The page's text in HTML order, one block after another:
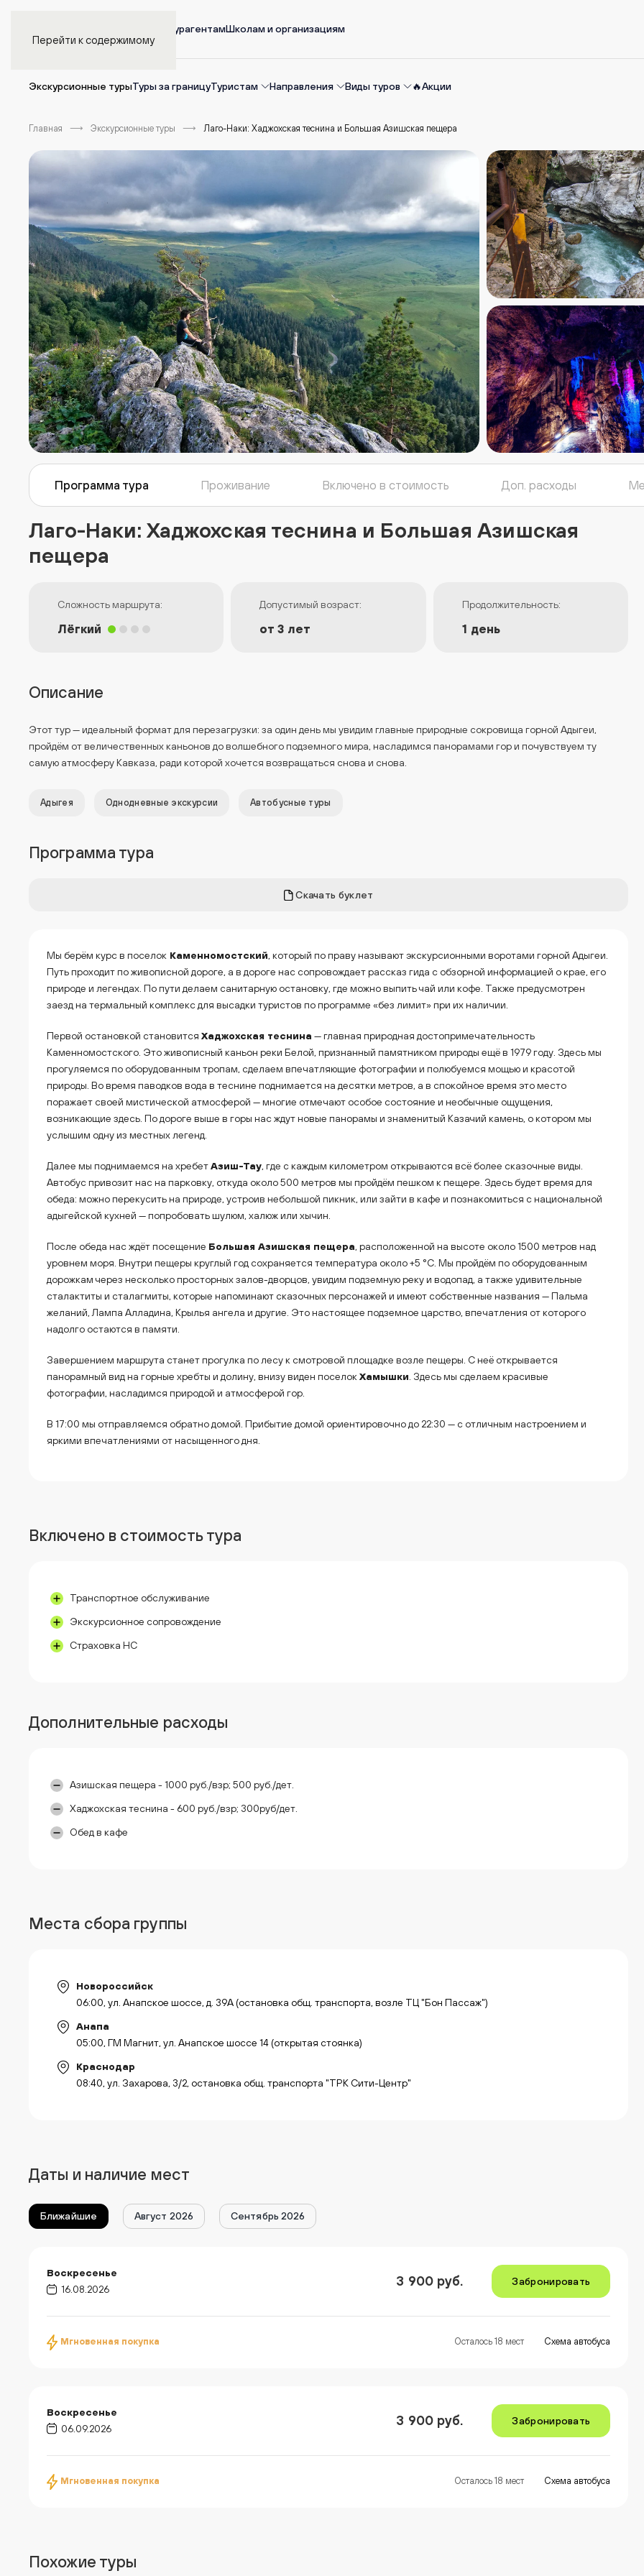
Перейти к содержимому
ТурагентамШколам и организациям
Экскурсионные турыТуры за границуТуристам Направления Виды туров 🔥Акции
Главная Экскурсионные туры Лаго-Наки: Хаджохская теснина и Большая Азишская пещера
Программа тура Проживание Включено в стоимость Доп. расходы
Лаго-Наки: Хаджохская теснина и Большая Азишская
пещера
Сложность маршрута:
Лёгкий
Допустимый возраст:
от 3 лет
Продолжительность:
1 день
Описание
Этот тур — идеальный формат для перезагрузки: за один день мы увидим главные природные сокровища горной Адыгеи,
пройдём от величественных каньонов до волшебного подземного мира, насладимся панорамами гор и почувствуем ту
самую атмосферу Кавказа, ради которой хочется возвращаться снова и снова.
Адыгея Однодневные экскурсии Автобусные туры
Программа тура
Скачать буклет
Мы берём курс в поселок Каменномостский, который по праву называют экскурсионными воротами горной Адыгеи.
Путь проходит по живописной дороге, а в дороге нас сопровождает рассказ гида с обзорной информацией о крае, его
природе и легендах. По пути делаем санитарную остановку, где можно выпить чай или кофе. Также предусмотрен
заезд на термальный комплекс для высадки туристов по программе «без лимит» при их наличии.
Первой остановкой становится Хаджохская теснина — главная природная достопримечательность
Каменномостского. Это живописный каньон реки Белой, признанный памятником природы ещё в 1979 году. Здесь мы
прогуляемся по оборудованным тропам, сделаем впечатляющие фотографии и полюбуемся мощью и красотой
природы. Во время паводков вода в теснине поднимается на десятки метров, а в спокойное время это место
поражает своей мистической атмосферой — многие отмечают особое состояние и необычные ощущения,
возникающие здесь. По дороге выше в горы нас ждут новые панорамы и знаменитый Казачий камень, о котором мы
услышим одну из местных легенд.
Далее мы поднимаемся на хребетАзиш-Тау, где с каждым километром открываются всё более сказочные виды.
Автобус привозит нас на парковку, откуда около 500 метров мы пройдём пешком к пещере. Здесь будет время для
обеда: можно перекусить на природе, устроив небольшой пикник, или зайти в кафе и познакомиться с национальной
адыгейской кухней — попробовать шулюм, халюж или хычин.
После обеда нас ждёт посещение Большая Азишская пещера, расположенной на высоте около 1500 метров над
уровнем моря. Внутри пещеры круглый год сохраняется температура около +5 °C. Мы пройдём по оборудованным
дорожкам через несколько просторных залов-дворцов, увидим подземную реку и водопад, а также удивительные
сталактиты и сталагмиты, которые напоминают сказочных персонажей и имеют собственные названия — Пальма
желаний, Лампа Алладина, Крылья ангела и другие. Это настоящее подземное царство, впечатления от которого
надолго остаются в памяти.
Завершением маршрута станет прогулка по лесу к смотровой площадке возле пещеры. С неё открывается
панорамный вид на горные хребты и долину, внизу виден поселокХамышки. Здесь мы сделаем красивые
фотографии, насладимся природой и атмосферой гор.
В 17:00 мы отправляемся обратно домой. Прибытие домой ориентировочно до 22:30 — с отличным настроением и
яркими впечатлениями от насыщенного дня.
Включено в стоимость тура
Транспортное обслуживание
Экскурсионное сопровождение
Страховка НС
Дополнительные расходы
Азишская пещера - 1000 руб./взр; 500 руб./дет.
Хаджохская теснина - 600 руб./взр; 300руб/дет.
Обед в кафе
Места сбора группы
Новороссийск
06:00, ул. Анапское шоссе, д. 39А (остановка общ. транспорта, возле ТЦ "Бон Пассаж")
Анапа
05:00, ГМ Магнит, ул. Анапское шоссе 14 (открытая стоянка)
Краснодар
08:40, ул. Захарова, 3/2, остановка общ. транспорта "ТРК Сити-Центр"
Даты и наличие мест
Ближайшие Август 2026 Сентябрь 2026
Воскресенье
16.08.2026
3 900 руб. Забронировать
Мгновенная покупка Осталось 18 мест Схема автобуса
Воскресенье
06.09.2026
3 900 руб. Забронировать
Мгновенная покупка Осталось 18 мест Схема автобуса
Похожие туры